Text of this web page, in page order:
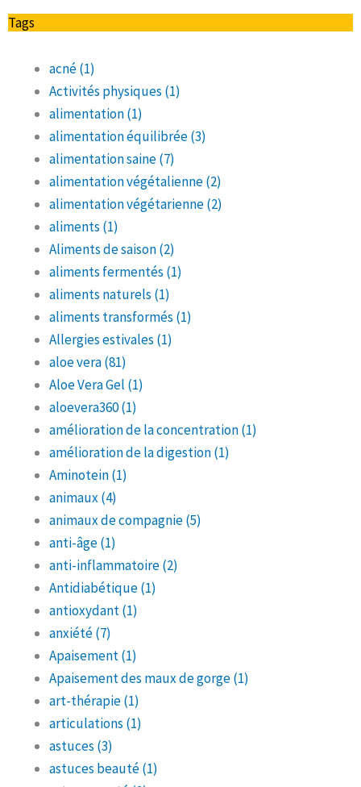
Tags
acné(1)
Activités physiques (1)
alimentation(1)
alimentation équilibrée(3)
alimentation saine(7)
alimentation végétalienne(2)
alimentation végétarienne(2)
aliments (1)
Aliments de saison(2)
aliments fermentés (1)
aliments naturels (1)
aliments transformés (1)
Allergies estivales (1)
aloe vera(81)
Aloe Vera Gel (1)
aloevera360(1)
amélioration de la concentration(1)
amélioration de la digestion(1)
Aminotein(1)
animaux(4)
animaux de compagnie(5)
anti-âge(1)
anti-inflammatoire(2)
Antidiabétique(1)
antioxydant(1)
anxiété(7)
Apaisement(1)
Apaisement des maux de gorge(1)
art-thérapie(1)
articulations (1)
astuces (3)
astuces beauté(1)